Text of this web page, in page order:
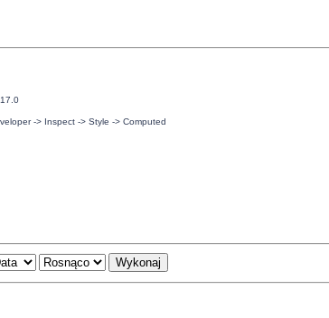
-> Inspect -> Style -> Computed